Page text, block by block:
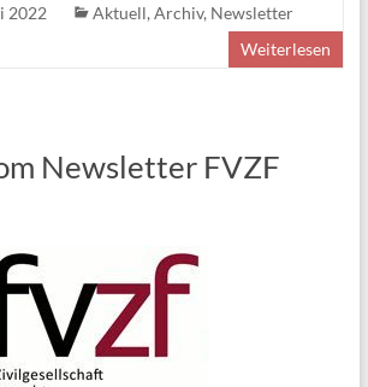
2022 Aktuell, Archiv, Newsletter
Weiterlesen
Newsletter FVZF